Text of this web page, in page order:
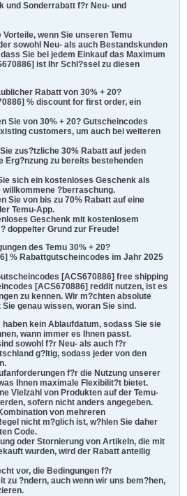
und Sonderrabatt f?r Neu- und
wenn Sie unseren Temu
sowohl Neu- als auch Bestandskunden
Sie bei jedem Einkauf das Maximum
ist Ihr Schl?ssel zu diesen
Rabatt von 30% + 20?
% discount for first order, ein
Sie von 30% + 20? Gutscheincodes
customers, um auch bei weiteren
zus?tzliche 30% Rabatt auf jeden
Erg?nzung zu bereits bestehenden
sich ein kostenloses Geschenk als
willkommene ?berraschung.
Sie von bis zu 70% Rabatt auf eine
Temu-App.
Geschenk mit kostenlosem
doppelter Grund zur Freude!
des Temu 30% + 20?
% Rabattgutscheincodes im Jahr 2025
[ACS670886] free shipping
[ACS670886] reddit nutzen, ist es
zu kennen. Wir m?chten absolute
genau wissen, woran Sie sind.
kein Ablaufdatum, sodass Sie sie
wann immer es Ihnen passt.
sowohl f?r Neu- als auch f?r
g?ltig, sodass jeder von den
f?r die Nutzung unserer
Ihnen maximale Flexibilit?t bietet.
Vielzahl von Produkten auf der Temu-
sofern nicht anders angegeben.
von mehreren
nicht m?glich ist, w?hlen Sie daher
Code.
oder Stornierung von Artikeln, die mit
wurden, wird der Rabatt anteilig
vor, die Bedingungen f?r
zu ?ndern, auch wenn wir uns bem?hen,